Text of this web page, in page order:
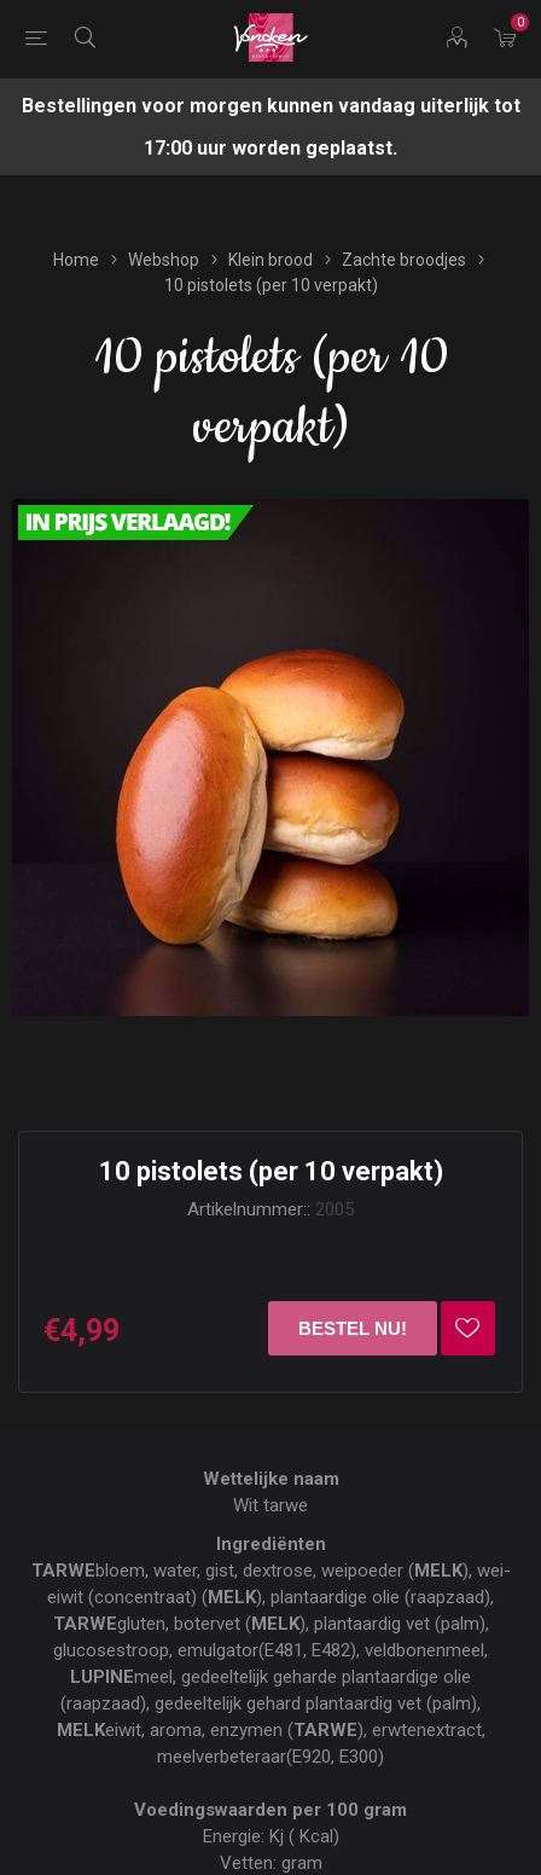
0
Bestellingen voor morgen kunnen vandaag uiterlijk tot
17:00 uur worden geplaatst.
Home Webshop Klein brood
Zachte broodjes
10 pistolets (per 10 verpakt)
10 pistolets (per 10
verpakt)
10 pistolets (per 10 verpakt)
Artikelnummer:: 2005
€4,99
Wettelijke naam
Wit tarwe
Ingrediënten
TARWEbloem, water, gist, dextrose, weipoeder (MELK), wei-
eiwit (concentraat) (MELK), plantaardige olie (raapzaad),
TARWEgluten, botervet (MELK), plantaardig vet (palm),
glucosestroop, emulgator(E481, E482), veldbonenmeel,
LUPINEmeel, gedeeltelijk geharde plantaardige olie
(raapzaad), gedeeltelijk gehard plantaardig vet (palm),
MELKeiwit, aroma, enzymen (TARWE), erwtenextract,
meelverbeteraar(E920, E300)
Voedingswaarden per 100 gram
Energie: Kj ( Kcal)
Vetten: gram